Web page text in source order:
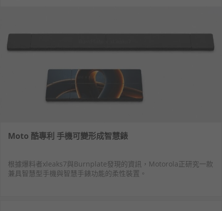
Moto 酷專利 手機可變形成智慧錶
根據爆料者xleaks7與Burnplate發現的資訊，Motorola正研究一款
兼具智慧型手機與智慧手錶功能的柔性裝置。